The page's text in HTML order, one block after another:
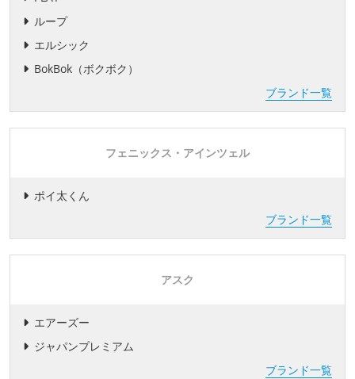
ループ
エルシック
BokBok（ボクボク）
ブランド一覧
フェニックス・アインツェル
ポイ太くん
ブランド一覧
アスク
エアーズー
ジャパンプレミアム
ブランド一覧